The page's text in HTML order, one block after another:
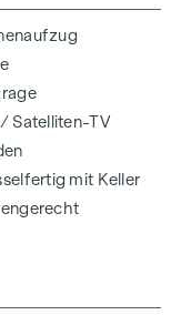
Satelliten-TV
mit Keller